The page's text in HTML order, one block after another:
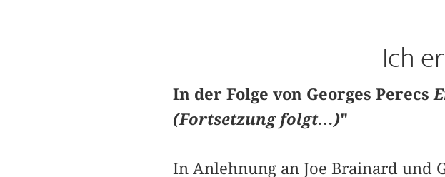
Ich
In der Folge von Georges Perecs
(Fortsetzung folgt…)"
In Anlehnung an Joe Brainard und